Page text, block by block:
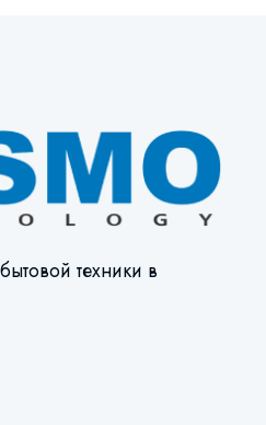
техники в